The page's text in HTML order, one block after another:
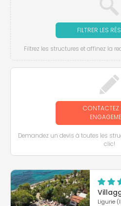
FILTRER LES
Filtrez les structures et affinez la
CONTACTEZ
Demandez un devis à toutes les
clic!
Ligurie